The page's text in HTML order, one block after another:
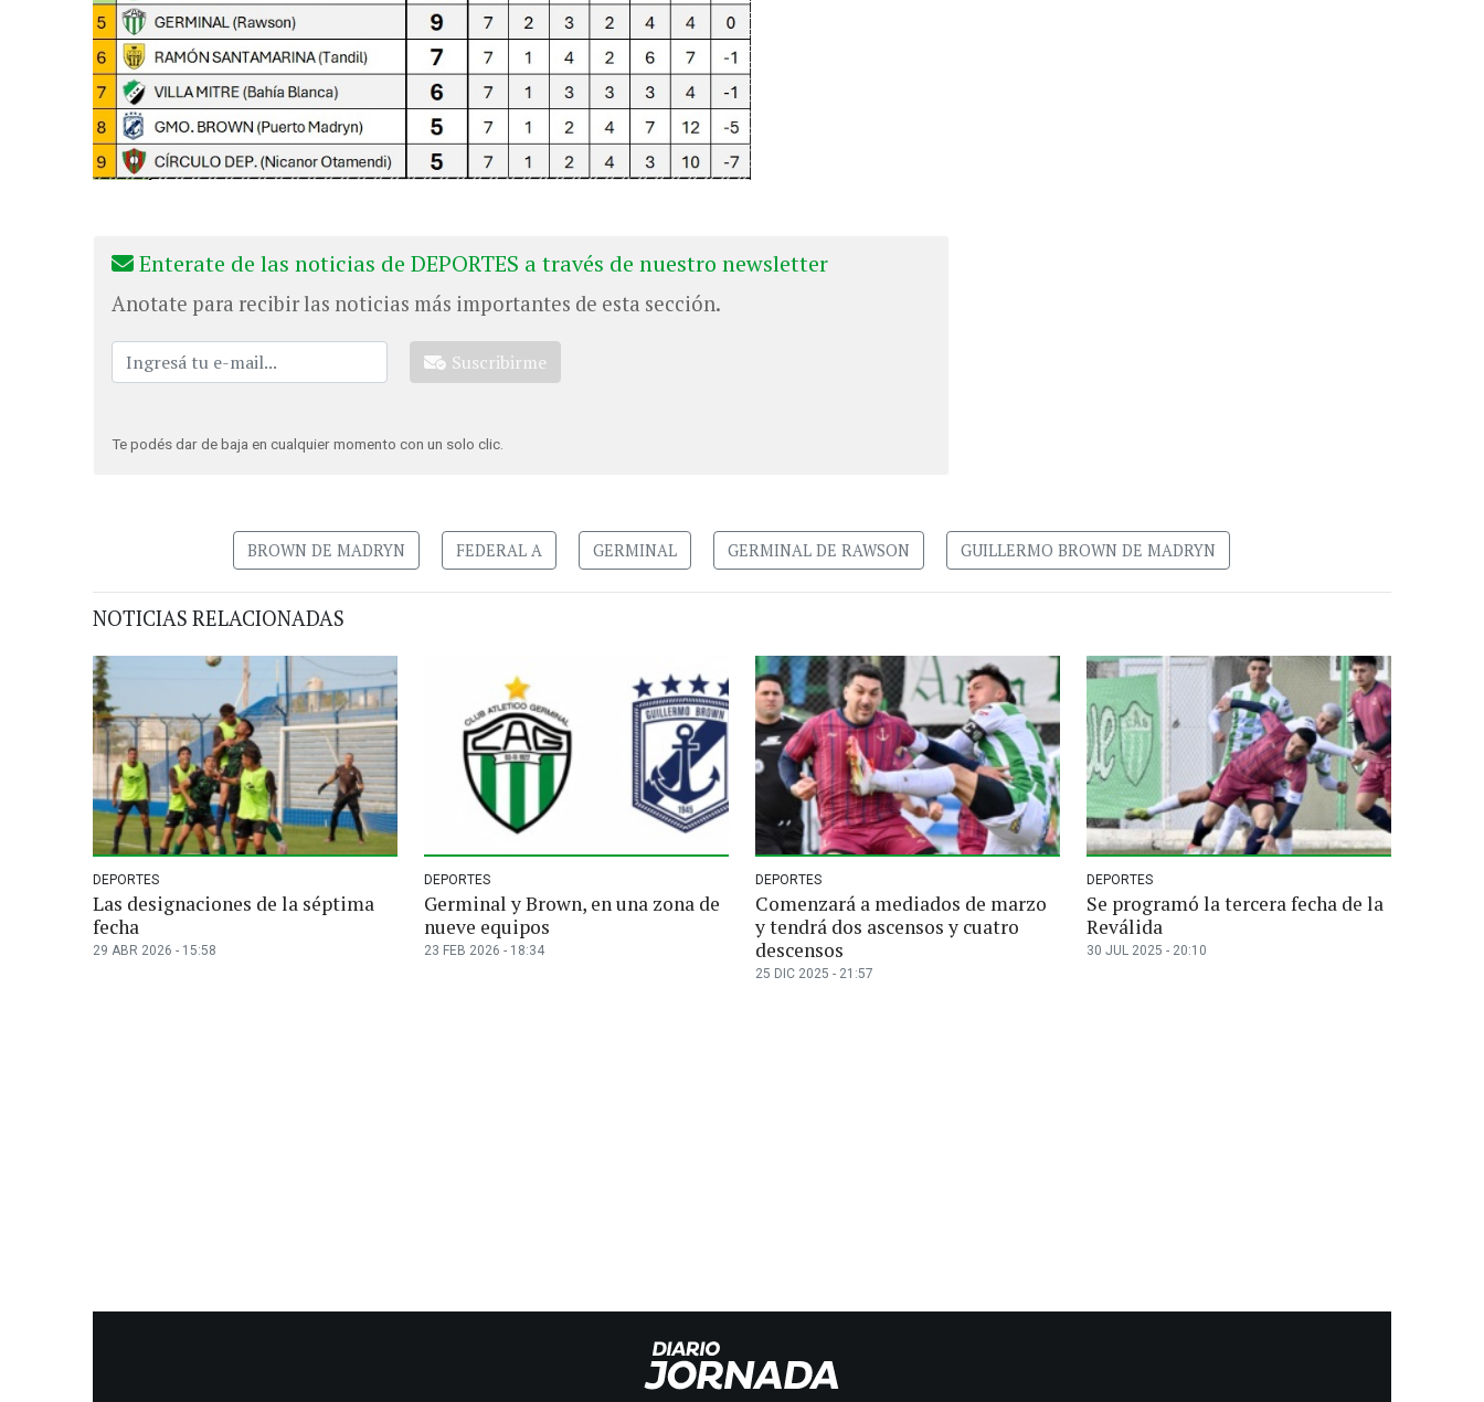
Enterate de las noticias de DEPORTES a través de nuestro newsletter
Anotate para recibir las noticias más importantes de esta sección.
Suscribirme
Te podés dar de baja en cualquier momento con un solo clic.
BROWN DE MADRYN FEDERAL A GERMINAL GERMINAL DE RAWSON GUILLERMO BROWN DE MADRYN
NOTICIAS RELACIONADAS
DEPORTES
Las designaciones de la séptima
fecha
29 ABR 2026 - 15:58
DEPORTES
Germinal y Brown, en una zona de
nueve equipos
23 FEB 2026 - 18:34
DEPORTES
Comenzará a mediados de marzo
y tendrá dos ascensos y cuatro
descensos
25 DIC 2025 - 21:57
DEPORTES
Se programó la tercera fecha de la
Reválida
30 JUL 2025 - 20:10